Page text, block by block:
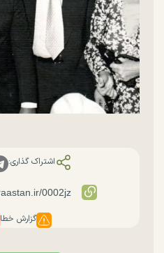
اشتراک گذاری:
گزارش خطا